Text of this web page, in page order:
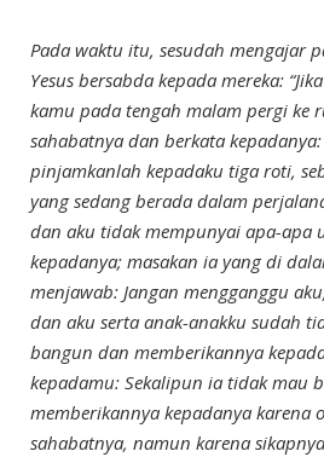
Pada waktu itu, sesudah mengajar
Yesus bersabda kepada mereka:
kamu pada tengah malam pergi ke
sahabatnya dan berkata
pinjamkanlah kepadaku tiga roti,
yang sedang berada dalam
dan aku tidak mempunyai apa-apa
kepadanya; masakan ia yang di
menjawab: Jangan mengganggu
dan aku serta anak-anakku sudah
bangun dan memberikannya
kepadamu: Sekalipun ia tidak mau
memberikannya kepadanya karena
sahabatnya, namun karena